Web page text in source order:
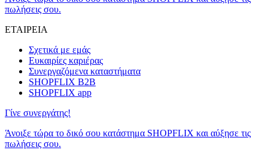
πωλήσεις σου.
ΕΤΑΙΡΕΙΑ
Σχετικά με εμάς
Ευκαιρίες καριέρας
Συνεργαζόμενα καταστήματα
SHOPFLIX B2B
SHOPFLIX app
Γίνε συνεργάτης!
Άνοιξε τώρα το δικό σου κατάστημα SHOPFLIX και αύξησε τις
πωλήσεις σου.